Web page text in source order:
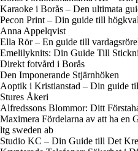
Karaoke i Borås – Den ultimata
Pecon Print – Din guide till
Anna Appelqvist
Ella Rör – En guide till
Emelilyknits: Din Guide Till
Direkt fotvård i Borås
Den Imponerande Stjärnhöken
Aoptik i Kristianstad – Din guide
Stures Åkeri
Alfredssons Blommor: Ditt
Maximera Fördelarna av att ha en
ltg sweden ab
Studio KC – Din Guide till Det